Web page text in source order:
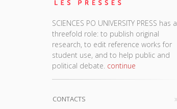
SCIENCES PO UNIVERSITY PRESS has a
threefold role: to publish original
research, to edit reference works for
student use, and to help public and
political debate. continue
CONTACTS